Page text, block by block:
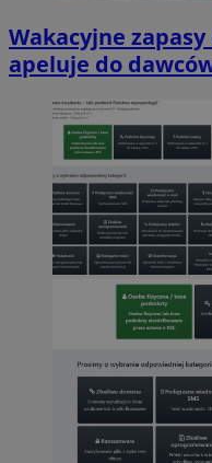
Wakacyjne
apeluje do